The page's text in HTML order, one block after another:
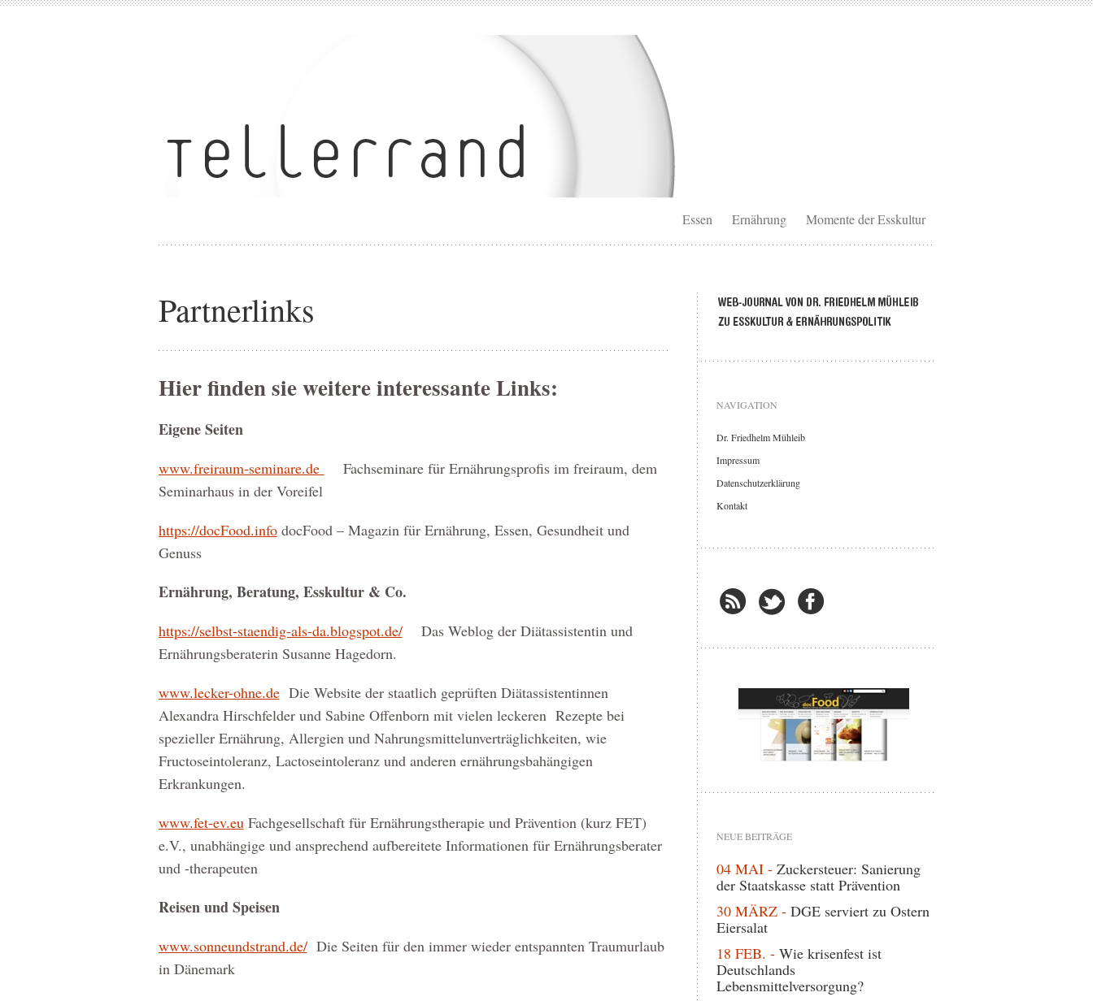
Essen Ernährung Momente der Esskultur
Partnerlinks
Hier finden sie weitere interessante Links:
Eigene Seiten
www.freiraum-seminare.de
Fachseminare für Ernährungsprofis im freiraum, dem
Seminarhaus in der Voreifel
https://docFood.infodocFood – Magazin für Ernährung, Essen, Gesundheit und
Genuss
Ernährung, Beratung, Esskultur & Co.
https://selbst-staendig-als-da.blogspot.de/Das Weblog der Diätassistentin und
Ernährungsberaterin Susanne Hagedorn.
www.lecker-ohne.deDie Website der staatlich geprüften Diätassistentinnen
Alexandra Hirschfelder und Sabine Offenborn mit vielen leckeren Rezepte bei
spezieller Ernährung, Allergien und Nahrungsmittelunverträglichkeiten, wie
Fructoseintoleranz, Lactoseintoleranz und anderen ernährungsbahängigen
Erkrankungen.
www.fet-ev.euFachgesellschaft für Ernährungstherapie und Prävention (kurz FET)
e.V., unabhängige und ansprechend aufbereitete Informationen für Ernährungsberater
und -therapeuten
Reisen und Speisen
www.sonneundstrand.de/Die Seiten für den immer wieder entspannten Traumurlaub
in Dänemark
NAVIGATION
Dr. Friedhelm Mühleib
Impressum
Datenschutzerklärung
Kontakt
NEUE BEITRÄGE
04 MAI - Zuckersteuer: Sanierung
der Staatskasse statt Prävention
30 MÄRZ - DGE serviert zu Ostern
Eiersalat
18 FEB. - Wie krisenfest ist
Deutschlands
Lebensmittelversorgung?